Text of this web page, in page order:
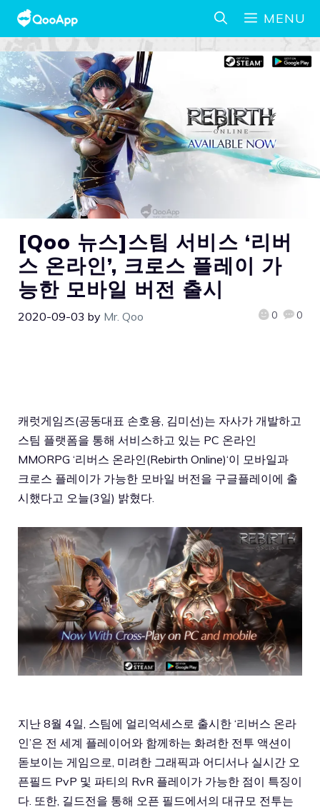
MENU
[Qoo 뉴스]스팀 서비스 ‘리버
스 온라인’, 크로스 플레이 가
능한 모바일 버전 출시
2020-09-03 by Mr. Qoo 0 0
캐럿게임즈(공동대표 손호용, 김미선)는 자사가 개발하고
스팀 플랫폼을 통해 서비스하고 있는 PC 온라인
MMORPG ‘리버스 온라인(Rebirth Online)‘이 모바일과
크로스 플레이가 가능한 모바일 버전을 구글플레이에 출
시했다고 오늘(3일) 밝혔다.
지난 8월 4일, 스팀에 얼리억세스로 출시한 ‘리버스 온라
인’은 전 세계 플레이어와 함께하는 화려한 전투 액션이
돋보이는 게임으로, 미려한 그래픽과 어디서나 실시간 오
픈필드 PvP 및 파티의 RvR 플레이가 가능한 점이 특징이
다. 또한, 길드전을 통해 오픈 필드에서의 대규모 전투는